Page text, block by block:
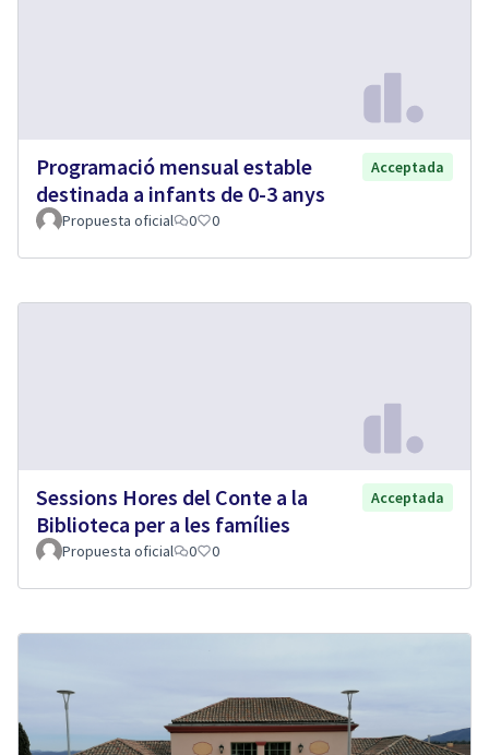
Programació mensual estable
destinada a infants de 0-3 anys
Acceptada
Propuesta oficial 0 0
Sessions Hores del Conte a la
Biblioteca per a les famílies
Acceptada
Propuesta oficial 0 0